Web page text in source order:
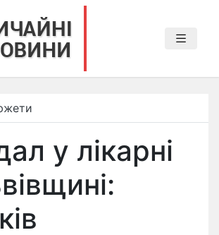
у лікарні